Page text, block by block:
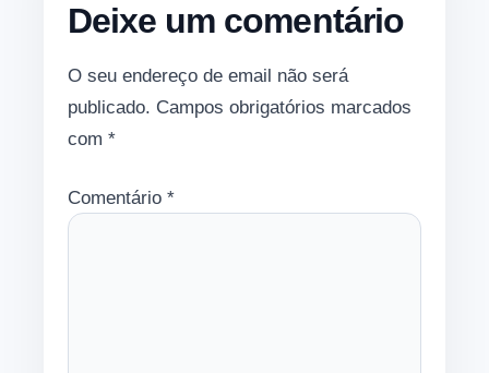
Deixe um comentário
O seu endereço de email não será
publicado. Campos obrigatórios marcados
com *
Comentário *